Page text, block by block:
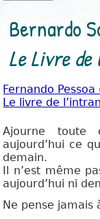
Bernardo
Le Livre
Fernando
Le livre de
Ajourne toute
aujourd’hui ce
demain.
Il n’est même
aujourd’hui ni
Ne pense jamais